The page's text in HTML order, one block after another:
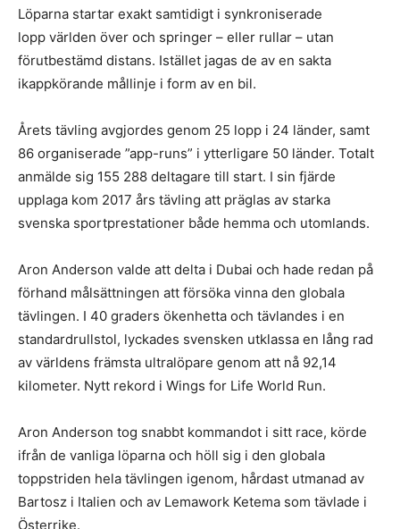
Löparna startar exakt samtidigt i synkroniserade
lopp världen över och springer – eller rullar – utan
förutbestämd distans. Istället jagas de av en sakta
ikappkörande mållinje i form av en bil.
Årets tävling avgjordes genom 25 lopp i 24 länder, samt
86 organiserade ”app-runs” i ytterligare 50 länder. Totalt
anmälde sig 155 288 deltagare till start. I sin fjärde
upplaga kom 2017 års tävling att präglas av starka
svenska sportprestationer både hemma och utomlands.
Aron Anderson valde att delta i Dubai och hade redan på
förhand målsättningen att försöka vinna den globala
tävlingen. I 40 graders ökenhetta och tävlandes i en
standardrullstol, lyckades svensken utklassa en lång rad
av världens främsta ultralöpare genom att nå 92,14
kilometer. Nytt rekord i Wings for Life World Run.
Aron Anderson tog snabbt kommandot i sitt race, körde
ifrån de vanliga löparna och höll sig i den globala
toppstriden hela tävlingen igenom, hårdast utmanad av
Bartosz i Italien och av Lemawork Ketema som tävlade i
Österrike.